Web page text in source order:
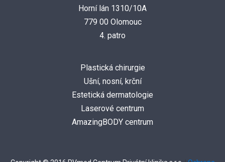
Horní lán 1310/10A
779 00 Olomouc
4. patro
Plastická chirurgie
Ušní, nosní, krční
Estetická dermatologie
Laserové centrum
AmazingBODY centrum